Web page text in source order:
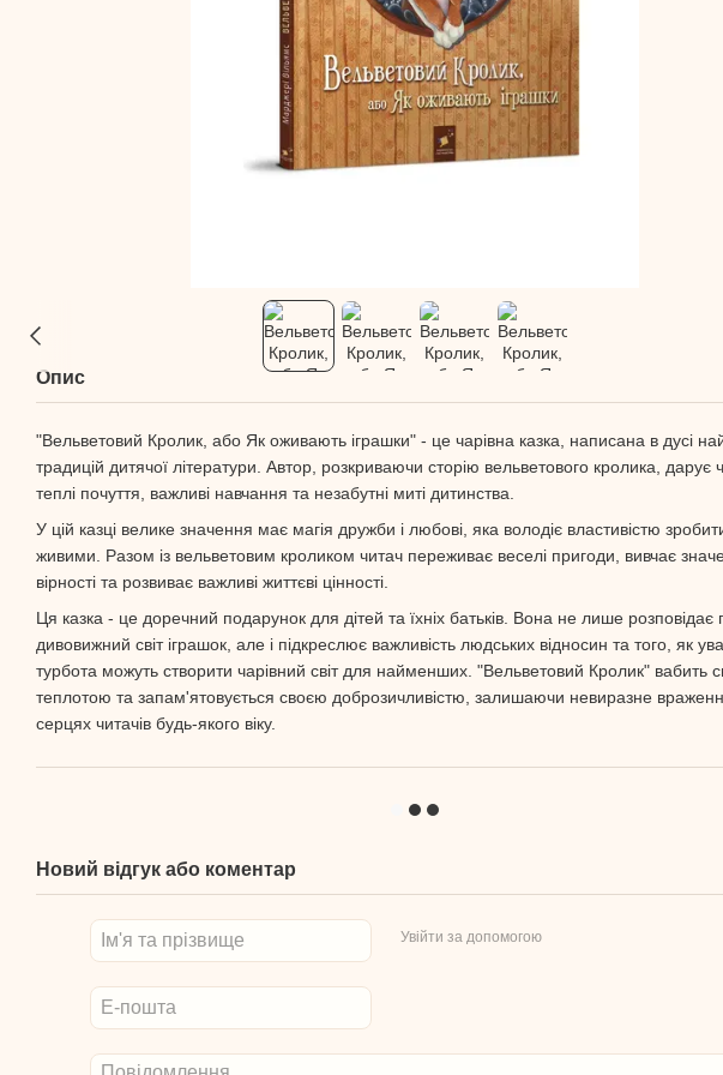
Опис
"Вельветовий Кролик, або Як оживають іграшки" - це чарівна казка, написана в дусі
традицій дитячої літератури. Автор, розкриваючи сторію вельветового кролика, дарує
теплі почуття, важливі навчання та незабутні миті дитинства.
У цій казці велике значення має магія дружби і любові, яка володіє властивістю
живими. Разом із вельветовим кроликом читач переживає веселі пригоди, вивчає
вірності та розвиває важливі життєві цінності.
Ця казка - це доречний подарунок для дітей та їхніх батьків. Вона не лише розповідає
дивовижний світ іграшок, але і підкреслює важливість людських відносин та того, як
турбота можуть створити чарівний світ для найменших. "Вельветовий Кролик" вабить
теплотою та запам'ятовується своєю доброзичливістю, залишаючи невиразне
серцях читачів будь-якого віку.
Новий відгук або коментар
Увійти за допомогою